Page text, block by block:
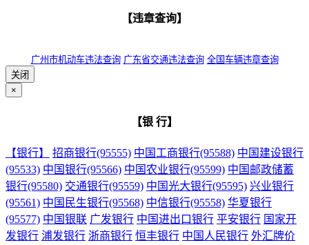
【违章查询】
广州市机动车违法查询 广东省交通违法查询 全国车辆违章查询
关闭
×
【银 行】
【银行】 招商银行(95555) 中国工商银行(95588) 中国建设银行
(95533) 中国银行(95566) 中国农业银行(95599) 中国邮政储蓄
银行(95580) 交通银行(95559) 中国光大银行(95595) 兴业银行
(95561) 中国民生银行(95568) 中信银行(95558) 华夏银行
(95577) 中国银联 广发银行 中国进出口银行 平安银行 国家开
发银行 浦发银行 浙商银行 恒丰银行 中国人民银行 外汇牌价